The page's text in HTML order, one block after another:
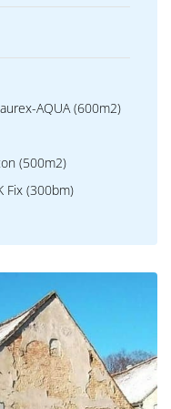
AQUA (600m2)
(500m2)
Fix (300bm)